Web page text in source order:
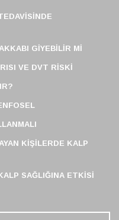
GIYEBILIR MI
VE DVT RISKI
KIŞILERDE KALP
SAĞLIĞINA ETKISI